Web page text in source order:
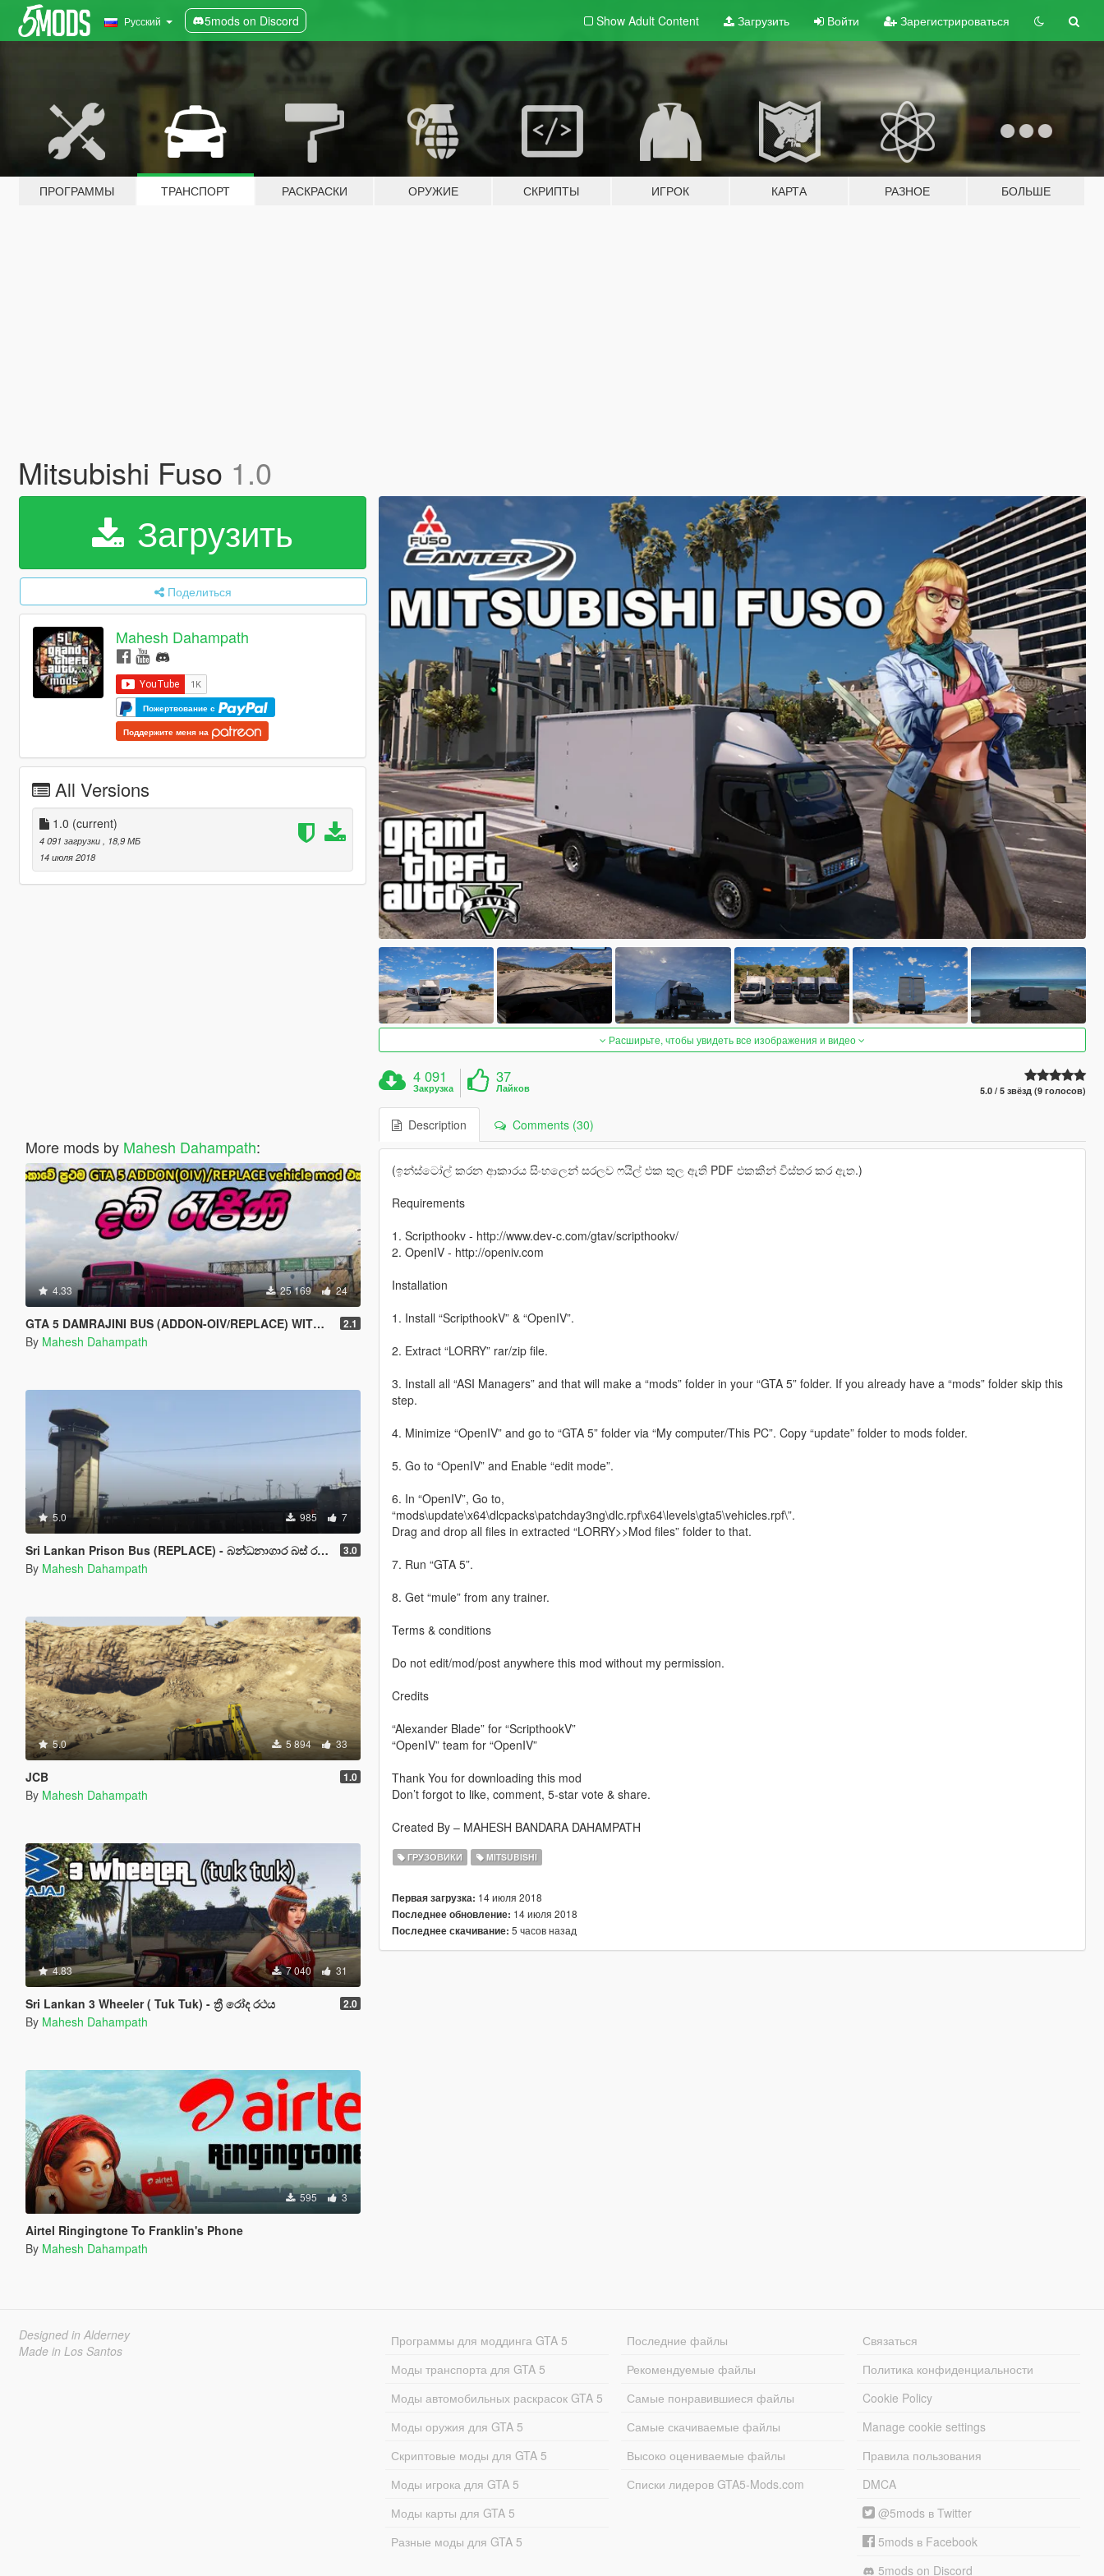
Русский 5mods on Discord Show Adult Content Загрузить Войти Зарегистрироваться
ПРОГРАММЫ ТРАНСПОРТ РАСКРАСКИ ОРУЖИЕ СКРИПТЫ ИГРОК КАРТА РАЗНОЕ БОЛЬШЕ
Mitsubishi Fuso 1.0
Загрузить
Поделиться
Mahesh Dahampath
Пожертвование с
Поддержите меня на
All Versions
1.0 (current)
4 091 загрузки
, 18,9 МБ
14 июля 2018
More mods by Mahesh Dahampath:
4.33 25 169 24
GTA 5 DAMRAJINI BUS (ADDON-OIV/REPLACE) WITH HORN AND LIGHTS - දම් ‍රැජිනි බස් රථය 2.1
By Mahesh Dahampath
5.0 985 7
Sri Lankan Prison Bus (REPLACE) - බන්ධනාගාර බස් රථය 3.0
By Mahesh Dahampath
5.0 5 894 33
JCB 1.0
By Mahesh Dahampath
4.83 7 040 31
Sri Lankan 3 Wheeler ( Tuk Tuk) - ත්‍රී රෝද රථය 2.0
By Mahesh Dahampath
595 3
Airtel Ringingtone To Franklin's Phone
By Mahesh Dahampath
Расширьте, чтобы увидеть все изображения и видео
4 091
Закрузка
37
Лайков 5.0 / 5 звёзд (9 голосов)
Description Comments (30)
(ඉන්ස්ටෝල් කරන ආකාරය සිංහලෙන් සරලව ෆයිල් එක තුල ඇති PDF එකකින් විස්තර කර ඇත.)
Requirements
1. Scripthookv - http://www.dev-c.com/gtav/scripthookv/
2. OpenIV - http://openiv.com
Installation
1. Install “ScripthookV” & “OpenIV”.
2. Extract “LORRY” rar/zip file.
3. Install all “ASI Managers” and that will make a “mods” folder in your “GTA 5” folder. If you already have a “mods” folder skip this
step.
4. Minimize “OpenIV” and go to “GTA 5” folder via “My computer/This PC”. Copy “update” folder to mods folder.
5. Go to “OpenIV” and Enable “edit mode”.
6. In “OpenIV”, Go to,
“mods\update\x64\dlcpacks\patchday3ng\dlc.rpf\x64\levels\gta5\vehicles.rpf\”.
Drag and drop all files in extracted “LORRY>>Mod files” folder to that.
7. Run “GTA 5”.
8. Get “mule” from any trainer.
Terms & conditions
Do not edit/mod/post anywhere this mod without my permission.
Credits
“Alexander Blade” for “ScripthookV”
“OpenIV” team for “OpenIV”
Thank You for downloading this mod
Don’t forgot to like, comment, 5-star vote & share.
Created By – MAHESH BANDARA DAHAMPATH
ГРУЗОВИКИ MITSUBISHI
Первая загрузка: 14 июля 2018
Последнее обновление: 14 июля 2018
Последнее скачивание: 5 часов назад
Designed in Alderney
Made in Los Santos
Программы для моддинга GTA 5
Моды транспорта для GTA 5
Моды автомобильных раскрасок GTA 5
Моды оружия для GTA 5
Скриптовые моды для GTA 5
Моды игрока для GTA 5
Моды карты для GTA 5
Разные моды для GTA 5
Последние файлы
Рекомендуемые файлы
Самые понравившиеся файлы
Самые скачиваемые файлы
Высоко оцениваемые файлы
Списки лидеров GTA5-Mods.com
Связаться
Политика конфиденциальности
Cookie Policy
Manage cookie settings
Правила пользования
DMCA
@5mods в Twitter
5mods в Facebook
5mods on Discord